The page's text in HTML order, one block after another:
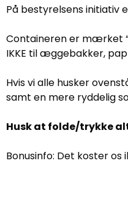
På bestyrelsens initiativ
Containeren er mærket
IKKE til æggebakker,
Hvis vi alle husker
samt en mere ryddelig
Husk at folde/trykke
Bonusinfo: Det koster